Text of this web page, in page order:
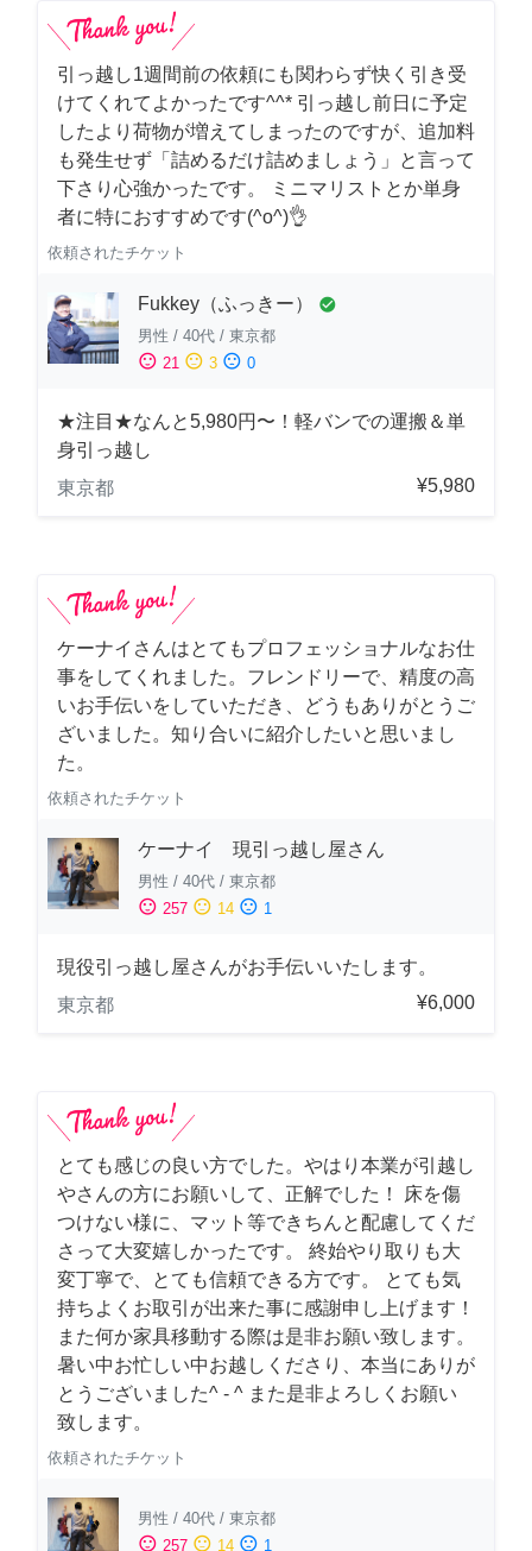
引っ越し1週間前の依頼にも関わらず快く引き受
けてくれてよかったです^^* 引っ越し前日に予定
したより荷物が増えてしまったのですが、追加料
も発生せず「詰めるだけ詰めましょう」と言って
下さり心強かったです。 ミニマリストとか単身
者に特におすすめです(^o^)👌
依頼されたチケット
Fukkey（ふっきー） check_circle
男性 / 40代 / 東京都
sentiment_satisfied 21 sentiment_neutral 3 sentiment_dissatisfied 0
★注目★なんと5,980円〜！軽バンでの運搬＆単
身引っ越し
東京都
¥5,980
ケーナイさんはとてもプロフェッショナルなお仕
事をしてくれました。フレンドリーで、精度の高
いお手伝いをしていただき、どうもありがとうご
ざいました。知り合いに紹介したいと思いまし
た。
依頼されたチケット
ケーナイ 現引っ越し屋さん
男性 / 40代 / 東京都
sentiment_satisfied 257 sentiment_neutral 14 sentiment_dissatisfied 1
現役引っ越し屋さんがお手伝いいたします。
東京都
¥6,000
とても感じの良い方でした。やはり本業が引越し
やさんの方にお願いして、正解でした！ 床を傷
つけない様に、マット等できちんと配慮してくだ
さって大変嬉しかったです。 終始やり取りも大
変丁寧で、とても信頼できる方です。 とても気
持ちよくお取引が出来た事に感謝申し上げます！
また何か家具移動する際は是非お願い致します。
暑い中お忙しい中お越しくださり、本当にありが
とうございました^ - ^ また是非よろしくお願い
致します。
依頼されたチケット
男性 / 40代 / 東京都
sentiment_satisfied 257 sentiment_neutral 14 sentiment_dissatisfied 1